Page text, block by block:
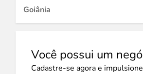
Goiânia
Você possui um
Cadastre-se agora e